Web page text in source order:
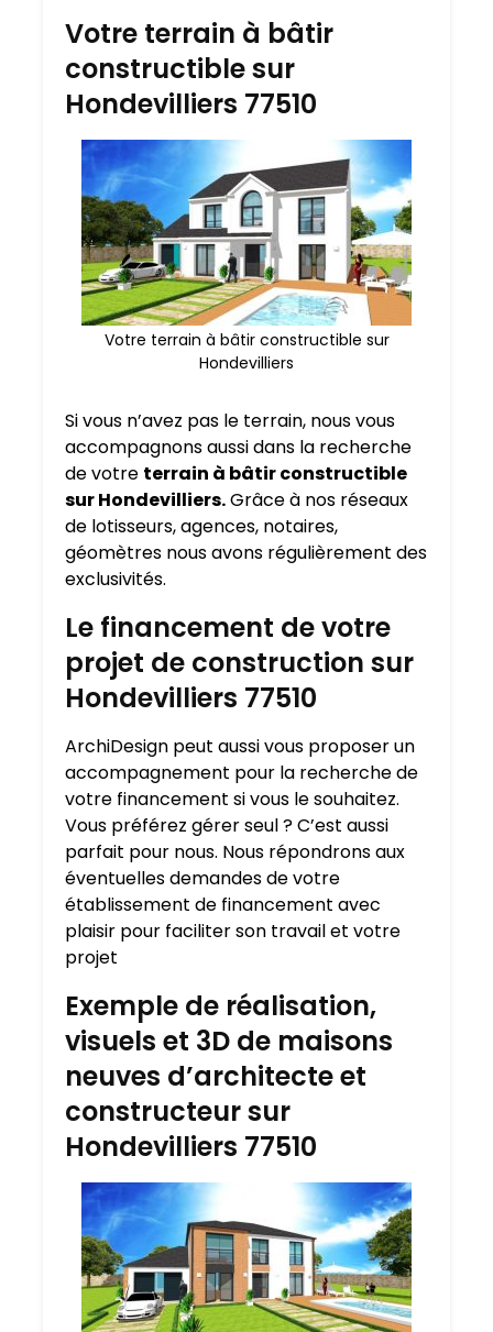
Votre terrain à bâtir
constructible sur
Hondevilliers 77510
Votre terrain à bâtir constructible sur
Hondevilliers
Si vous n’avez pas le terrain, nous vous
accompagnons aussi dans la recherche
de votre terrain à bâtir constructible
sur Hondevilliers.Grâce à nos réseaux
de lotisseurs, agences, notaires,
géomètres nous avons régulièrement des
exclusivités.
Le financement de votre
projet de construction sur
Hondevilliers 77510
ArchiDesign peut aussi vous proposer un
accompagnement pour la recherche de
votre financement si vous le souhaitez.
Vous préférez gérer seul ? C’est aussi
parfait pour nous. Nous répondrons aux
éventuelles demandes de votre
établissement de financement avec
plaisir pour faciliter son travail et votre
projet
Exemple de réalisation,
visuels et 3D de maisons
neuves d’architecte et
constructeur sur
Hondevilliers 77510